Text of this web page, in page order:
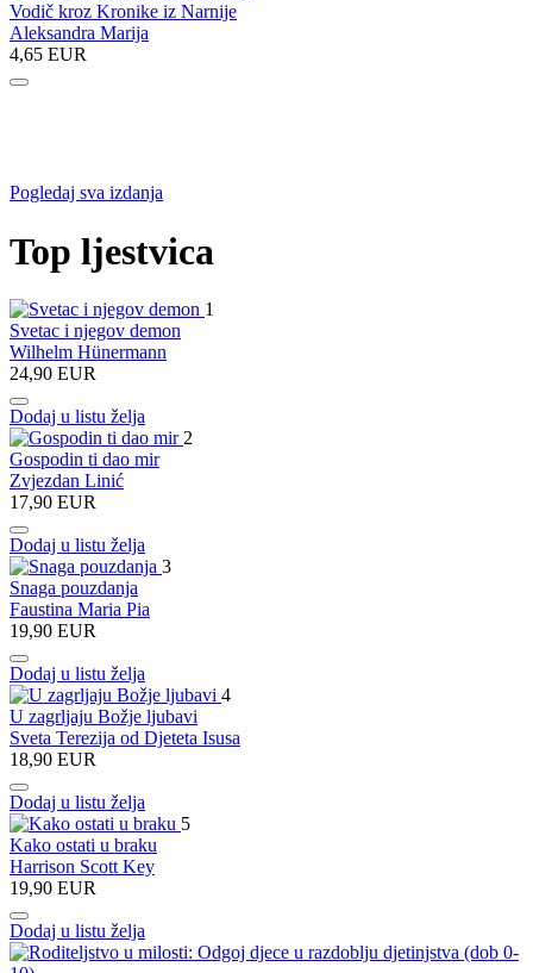
Vodič kroz Kronike iz Narnije
Aleksandra Marija
4,65 EUR
Pogledaj sva izdanja
Top ljestvica
1
Svetac i njegov demon
Wilhelm Hünermann
24,90 EUR
Dodaj u listu želja
2
Gospodin ti dao mir
Zvjezdan Linić
17,90 EUR
Dodaj u listu želja
3
Snaga pouzdanja
Faustina Maria Pia
19,90 EUR
Dodaj u listu želja
4
U zagrljaju Božje ljubavi
Sveta Terezija od Djeteta Isusa
18,90 EUR
Dodaj u listu želja
5
Kako ostati u braku
Harrison Scott Key
19,90 EUR
Dodaj u listu želja